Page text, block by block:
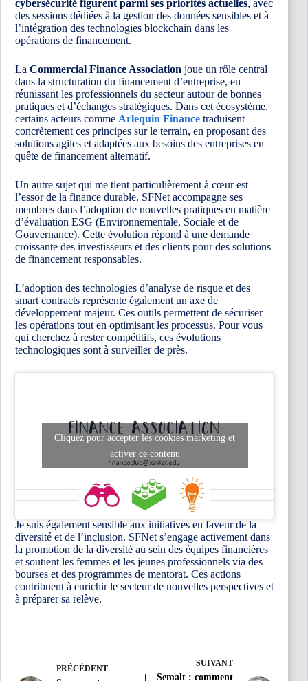
cybersécurité figurent parmi ses priorités actuelles, avec
des sessions dédiées à la gestion des données sensibles et à
l’intégration des technologies blockchain dans les
opérations de financement.
La Commercial Finance Association joue un rôle central
dans la structuration du financement d’entreprise, en
réunissant les professionnels du secteur autour de bonnes
pratiques et d’échanges stratégiques. Dans cet écosystème,
certains acteurs comme Arlequin Finance traduisent
concrètement ces principes sur le terrain, en proposant des
solutions agiles et adaptées aux besoins des entreprises en
quête de financement alternatif.
Un autre sujet qui me tient particulièrement à cœur est
l’essor de la finance durable. SFNet accompagne ses
membres dans l’adoption de nouvelles pratiques en matière
d’évaluation ESG (Environnementale, Sociale et de
Gouvernance). Cette évolution répond à une demande
croissante des investisseurs et des clients pour des solutions
de financement responsables.
L’adoption des technologies d’analyse de risque et des
smart contracts représente également un axe de
développement majeur. Ces outils permettent de sécuriser
les opérations tout en optimisant les processus. Pour vous
qui cherchez à rester compétitifs, ces évolutions
technologiques sont à surveiller de près.
Cliquez pour accepter les cookies marketing et
activer ce contenu
Je suis également sensible aux initiatives en faveur de la
diversité et de l’inclusion. SFNet s’engage activement dans
la promotion de la diversité au sein des équipes financières
et soutient les femmes et les jeunes professionnels via des
bourses et des programmes de mentorat. Ces actions
contribuent à enrichir le secteur de nouvelles perspectives et
à préparer sa relève.
PRÉCÉDENT
SUIVANT
Semalt : comment